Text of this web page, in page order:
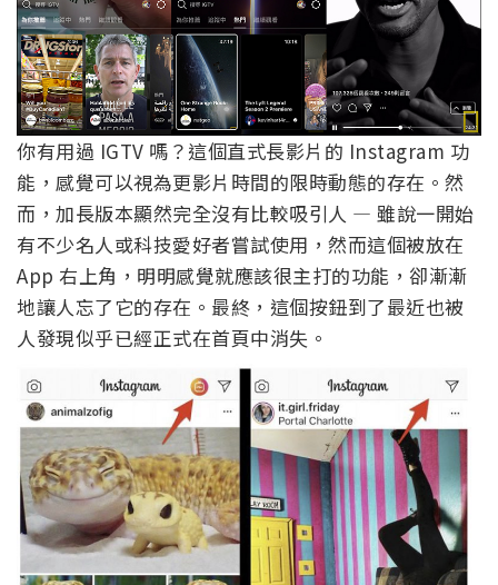
你有用過 IGTV 嗎？這個直式長影片的 Instagram 功
能，感覺可以視為更影片時間的限時動態的存在。然
而，加長版本顯然完全沒有比較吸引人 — 雖說一開始
有不少名人或科技愛好者嘗試使用，然而這個被放在
App 右上角，明明感覺就應該很主打的功能，卻漸漸
地讓人忘了它的存在。最終，這個按鈕到了最近也被
人發現似乎已經正式在首頁中消失。